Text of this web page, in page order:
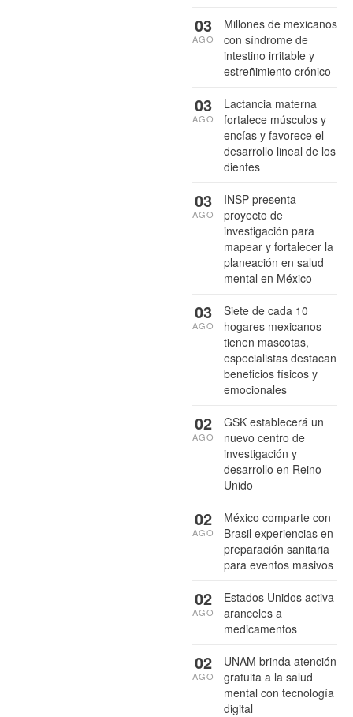
Millones de mexicanos
con síndrome de
intestino irritable y
estreñimiento crónico
03
AGO
Lactancia materna
fortalece músculos y
encías y favorece el
desarrollo lineal de los
dientes
03
AGO
INSP presenta
proyecto de
investigación para
mapear y fortalecer la
planeación en salud
mental en México
03
AGO
Siete de cada 10
hogares mexicanos
tienen mascotas,
especialistas destacan
beneficios físicos y
emocionales
03
AGO
GSK establecerá un
nuevo centro de
investigación y
desarrollo en Reino
Unido
02
AGO
México comparte con
Brasil experiencias en
preparación sanitaria
para eventos masivos
02
AGO
Estados Unidos activa
aranceles a
medicamentos
02
AGO
UNAM brinda atención
gratuita a la salud
mental con tecnología
digital
02
AGO